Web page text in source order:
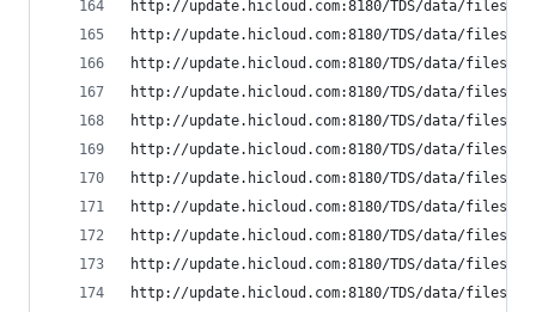
http://update.hicloud.com:8180/TDS/data/files/p9/
http://update.hicloud.com:8180/TDS/data/files/p9/
http://update.hicloud.com:8180/TDS/data/files/p9/
http://update.hicloud.com:8180/TDS/data/files/p9/
http://update.hicloud.com:8180/TDS/data/files/p9/
http://update.hicloud.com:8180/TDS/data/files/p9/
http://update.hicloud.com:8180/TDS/data/files/p9/
http://update.hicloud.com:8180/TDS/data/files/p9/
http://update.hicloud.com:8180/TDS/data/files/p9/
http://update.hicloud.com:8180/TDS/data/files/p9/
http://update.hicloud.com:8180/TDS/data/files/p9/